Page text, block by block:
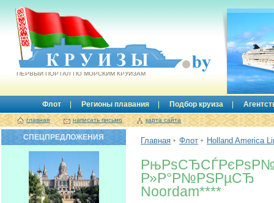
Круизы.by
ПЕРВЫЙ ПОРТАЛ ПО МОРСКИМ КРУИЗАМ
Флот Регионы плавания Подбор круиза
главная написать письмо карта сайта
Главная Флот Holland America
Р»Р°Р№РЅРµСЂ
Noordam****
СПЕЦПРЕДЛОЖЕНИЯ